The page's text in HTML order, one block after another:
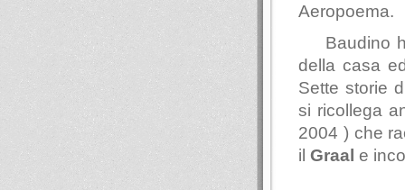
Aeropoema.
Baudino
della casa
Sette storie
si ricollega
2004 ) che
il Graal e